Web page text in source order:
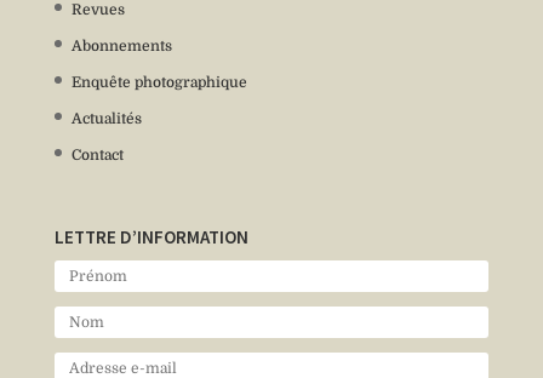
Revues
Abonnements
Enquête photographique
Actualités
Contact
LETTRE D’INFORMATION